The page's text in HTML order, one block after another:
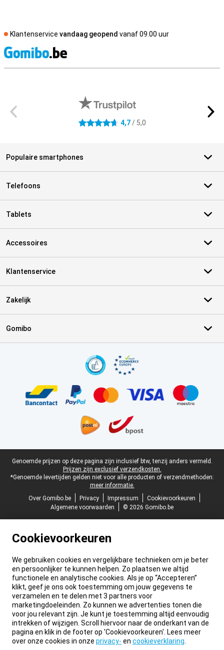
Klantenservice vandaag geopend vanaf 09.00 uur
4.7 sterren 4,7/ 5,0
Populaire smartphones
Telefoons
Tablets
Accessoires
Klantenservice
Zakelijk
Gomibo
Juridische voettekst
Genoemde prijzen op deze pagina zijn inclusief btw, tenzij anders vermeld.
Prijzen zijn exclusief verzendkosten.
*Genoemde levertijden gelden niet voor alle producten of verzendmethoden:
meer informatie.
Over Gomibo.be
Privacy Impressum
Cookievoorkeuren
Algemene voorwaarden
© 2026 Gomibo.be
Cookievoorkeuren
We gebruiken cookies en vergelijkbare technieken om je beter
en persoonlijker te kunnen helpen. Zo plaatsen we altijd
functionele en analytische cookies. Als je op “Accepteren”
klikt, geef je ons ook toestemming om jouw gegevens te
verzamelen en te delen met 3 partners voor
marketingdoeleinden. Zo kunnen we advertenties tonen die
voor jou relevant zijn. Je kunt je toestemming altijd eenvoudig
intrekken of wijzigen. Scroll hiervoor naar de onderkant van de
pagina en klik in de footer op 'Cookievoorkeuren'. Lees meer
over onze cookies in onze privacy- en cookieverklaring